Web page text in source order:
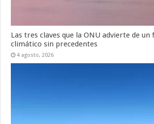
Las tres claves que la ONU advierte de un
climático sin precedentes
4 agosto, 2026